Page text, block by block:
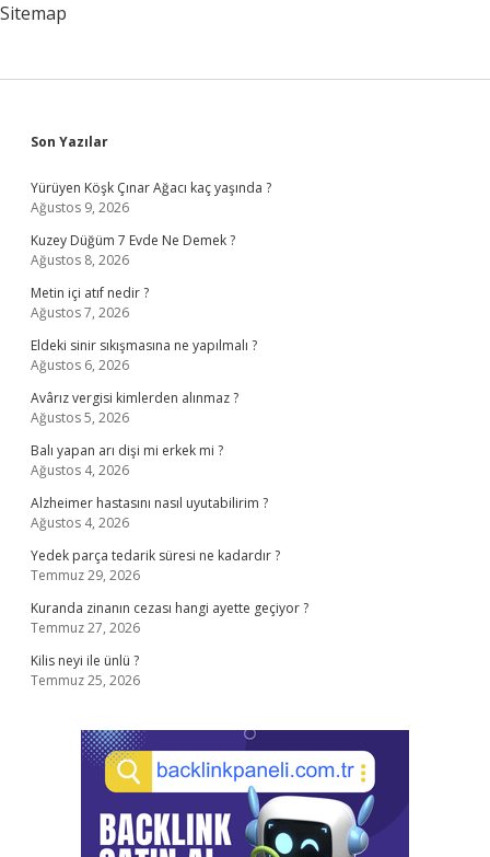
Sitemap
Sidebar
Son Yazılar
Yürüyen Köşk Çınar Ağacı kaç yaşında ?
Ağustos 9, 2026
Kuzey Düğüm 7 Evde Ne Demek ?
Ağustos 8, 2026
Metin içi atıf nedir ?
Ağustos 7, 2026
Eldeki sinir sıkışmasına ne yapılmalı ?
Ağustos 6, 2026
Avârız vergisi kimlerden alınmaz ?
Ağustos 5, 2026
Balı yapan arı dişi mi erkek mi ?
Ağustos 4, 2026
Alzheimer hastasını nasıl uyutabilirim ?
Ağustos 4, 2026
Yedek parça tedarik süresi ne kadardır ?
Temmuz 29, 2026
Kuranda zinanın cezası hangi ayette geçiyor ?
Temmuz 27, 2026
Kilis neyi ile ünlü ?
Temmuz 25, 2026